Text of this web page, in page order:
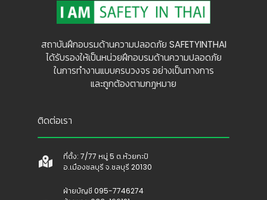
สถาบันฝึกอบรมด้านความปลอดภัย SAFETYINTHAI
ได้รับรองให้เป็นหน่วยฝึกอบรมด้านความปลอดภัย
ในการทำงานแบบครบวงจร อย่างเป็นทางการ
และถูกต้องตามกฎหมาย
ติดต่อเรา
ที่ตั้ง: 7/77 หมู่ 5 ต.ห้วยกะปิ
อ.เมืองชลบุรี จ.ชลบุรี 20130
ฝ่ายบัญชี 095-7746274